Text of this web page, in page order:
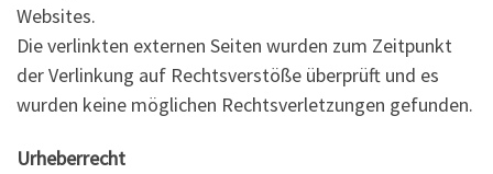
Websites.
Die verlinkten externen Seiten wurden zum Zeitpunkt
der Verlinkung auf Rechtsverstöße überprüft und es
wurden keine möglichen Rechtsverletzungen gefunden.
Urheberrecht